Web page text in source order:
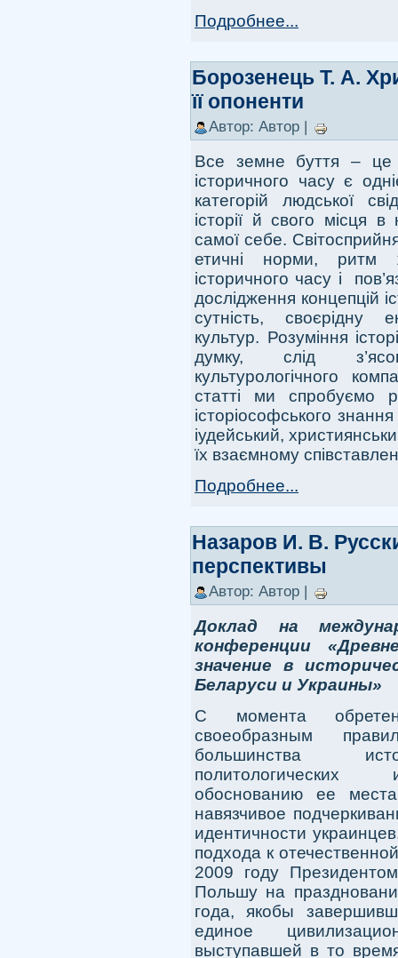
Подробнее...
Борозенець Т. А.
її опоненти
Автор: Автор |
Все земне буття – це
історичного часу є
категорій людської
історії й свого місця
самої себе.
етичні норми, ритм
історичного часу і
дослідження концепцій
сутність, своєрідну
культур. Розуміння
думку, слід
культурологічного
статті ми спробуємо
історіософського
іудейський,
їх взаємному
Подробнее...
Назаров И. В.
перспективы
Автор: Автор |
Доклад на
конференции
значение в
Беларуси и Украины»
С момента
своеобразным
большинства
политологических
обоснованию ее
навязчивое
идентичности
подхода к
2009 году
Польшу на
года, якобы
единое
выступавшей в то